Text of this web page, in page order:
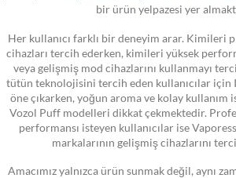
bir ürün yelpazesi yer
Her kullanıcı farklı bir deneyim arar. Kimileri
cihazları tercih ederken, kimileri yüksek
veya gelişmiş mod cihazlarını kullanmayı
tütün teknolojisini tercih eden kullanıcılar için
öne çıkarken, yoğun aroma ve kolay kullanım
Vozol Puff modelleri dikkat çekmektedir.
performansı isteyen kullanıcılar ise
markalarının gelişmiş cihazlarını
Amacımız yalnızca ürün sunmak değil, aynı